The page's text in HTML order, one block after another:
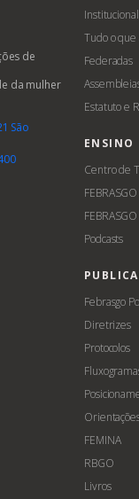
de
da mulher
São
Institucional
Tudo o que
Federadas
Estatuto e
ENSINO
Centro de
Podcasts
Febrasgo
Diretrizes
Protocolos
FEMINA
RBGO
Livros